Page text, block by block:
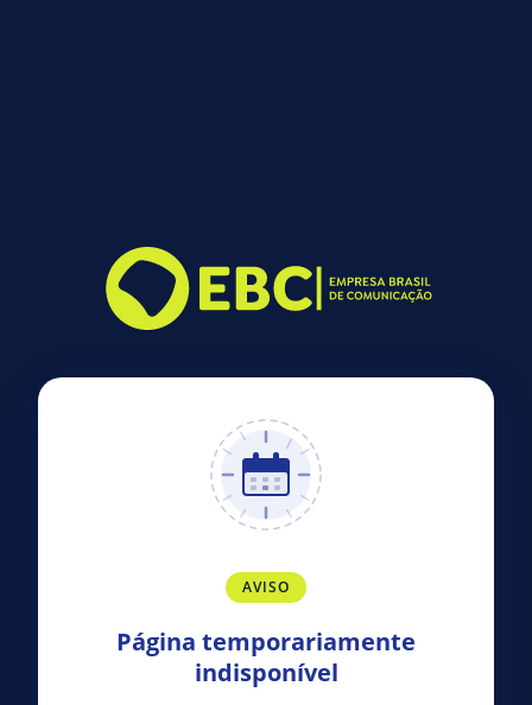
AVISO
Página temporariamente
indisponível